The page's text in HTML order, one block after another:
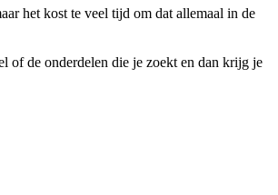
het kost te veel tijd om dat allemaal in de
of de onderdelen die je zoekt en dan krijg je